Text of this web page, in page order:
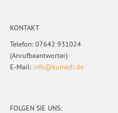
KONTAKT
Telefon: 07642 931024
(Anrufbeantworter)
E-Mail: info@kumedi.de
FOLGEN SIE UNS: